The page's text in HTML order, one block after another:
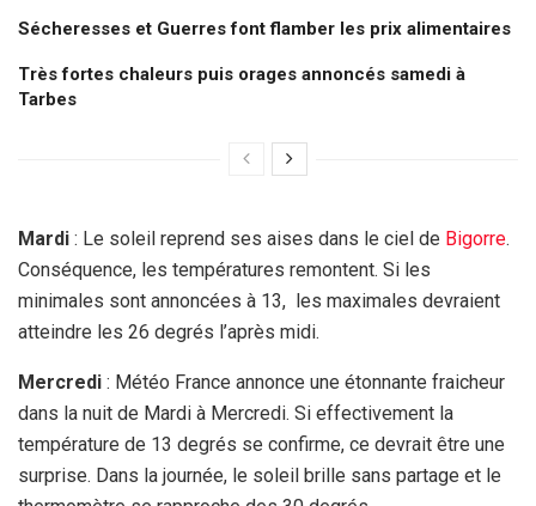
Sécheresses et Guerres font flamber les prix alimentaires
Très fortes chaleurs puis orages annoncés samedi à
Tarbes
Mardi : Le soleil reprend ses aises dans le ciel de Bigorre.
Conséquence, les températures remontent. Si les
minimales sont annoncées à 13, les maximales devraient
atteindre les 26 degrés l’après midi.
Mercredi : Météo France annonce une étonnante fraicheur
dans la nuit de Mardi à Mercredi. Si effectivement la
température de 13 degrés se confirme, ce devrait être une
surprise. Dans la journée, le soleil brille sans partage et le